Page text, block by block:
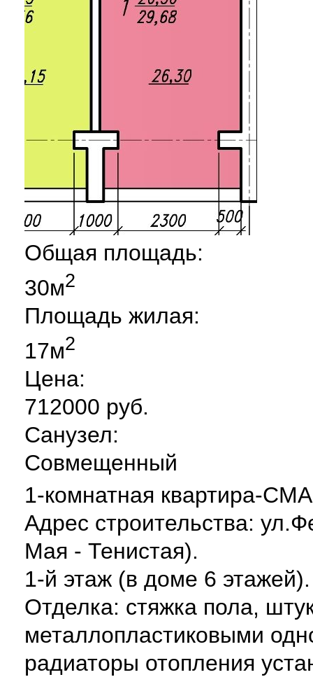
Общая площадь:
30м2
Площадь жилая:
17м2
Цена:
712000 руб.
Санузел:
Совмещенный
1-комнатная квартира-
Адрес строительства:
Мая - Тенистая).
1-й этаж (в доме 6
Отделка: стяжка пола,
металлопластиковыми
радиаторы отопления